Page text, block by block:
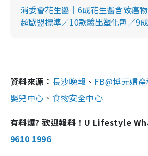
消委會花生醬｜6成花生醬含致癌
超歐盟標準／10款驗出塑化劑／9
資料來源︰ 長沙晚報 、 FB@博元婦
嬰兒中心 、 食物安全中心
有料爆? 歡迎報料！U Lifestyle
9610 1996